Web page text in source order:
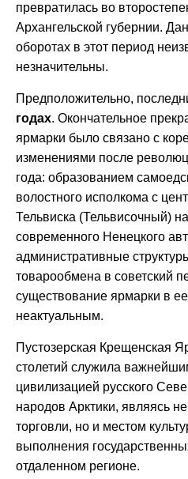
превратилась во
Архангельской губернии.
оборотах в этот период
незначительны.
Предположительно,
годах. Окончательное
ярмарки было связано с
изменениями после
года: образованием
волостного исполкома с
Тельвиска (Тельвисочный)
современного Ненецкого
административные
товарообмена в советский
существование ярмарки в
неактуальным.
Пустозерская Крещенская
столетий служила
цивилизацией русского
народов Арктики, являясь
торговли, но и местом
выполнения
отдаленном регионе.